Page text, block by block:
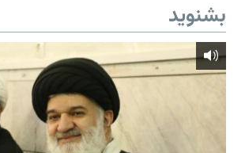
بشنوید